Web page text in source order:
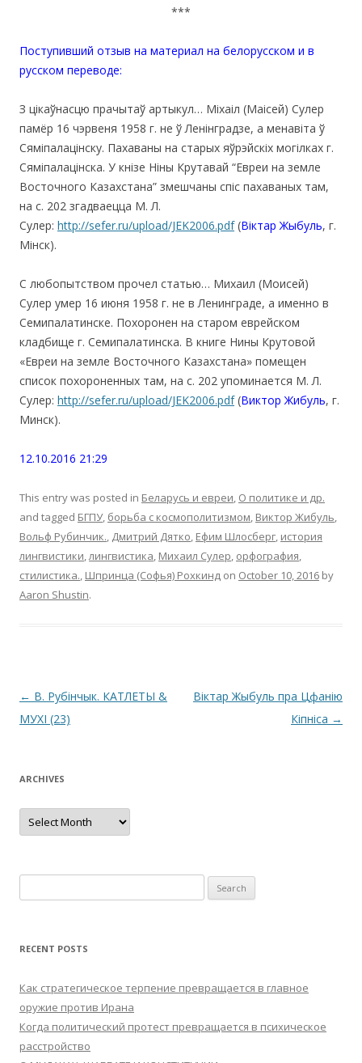
***
Поступивший отзыв на материал на белорусском и в
русском переводе:
З цікаўнасцю прачытаў артыкул… Міхаіл (Маісей) Сулер
памёр 16 чэрвеня 1958 г. не ў Ленінградзе, а менавіта ў
Сяміпалацінску. Пахаваны на старых яўрэйскіх могілках г.
Сяміпалацінска. У кнізе Ніны Крутавай “Евреи на земле
Восточного Казахстана” змешчаны спіс пахаваных там,
на с. 202 згадваецца М. Л.
Сулер: http://sefer.ru/upload/JEK2006.pdf (Віктар Жыбуль, г.
Мінск).
С любопытством прочел статью… Михаил (Моисей)
Сулер умер 16 июня 1958 г. не в Ленинграде, а именно в
Семипалатинске. Похоронен на старом еврейском
кладбище г. Семипалатинска. В книге Нины Крутовой
«Евреи на земле Восточного Казахстана» помещен
список похороненных там, на с. 202 упоминается М. Л.
Сулер: http://sefer.ru/upload/JEK2006.pdf(Виктор Жибуль, г.
Минск).
12.10.2016 21:29
This entry was posted in Беларусь и евреи, О политике и др.
and tagged БГПУ, борьба с космополитизмом, Виктор Жибуль,
Вольф Рубинчик., Дмитрий Дятко, Ефим Шлосберг, история
лингвистики,лингвистика, Михаил Сулер, орфография,
стилистика., Шпринца (Софья) Рохкинд on October 10, 2016 by
Aaron Shustin.
Post
navigation
← В. Рубінчык. КАТЛЕТЫ &
МУХІ (23)
Віктар Жыбуль пра Цфанію
Кіпніса →
ARCHIVES
Archives
for:
RECENT POSTS
Как стратегическое терпение превращается в главное
оружие против Ирана
Когда политический протест превращается в психическое
расстройство